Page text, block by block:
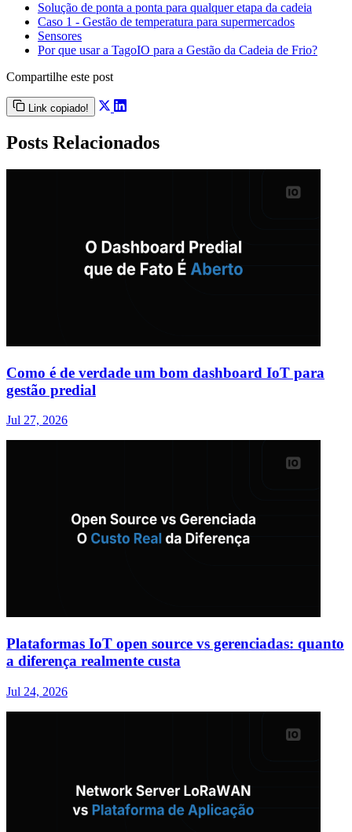
Solução de ponta a ponta para qualquer etapa da cadeia
Caso 1 - Gestão de temperatura para supermercados
Sensores
Por que usar a TagoIO para a Gestão da Cadeia de Frio?
Compartilhe este post
Link copiado!
Posts Relacionados
Como é de verdade um bom dashboard IoT para
gestão predial
Jul 27, 2026
Plataformas IoT open source vs gerenciadas: quanto
a diferença realmente custa
Jul 24, 2026